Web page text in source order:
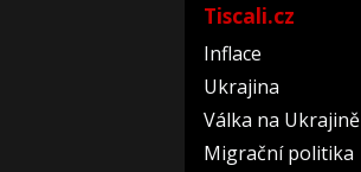
Tiscali.cz
Inflace
Ukrajina
Válka na Ukrajině
Migrační politika